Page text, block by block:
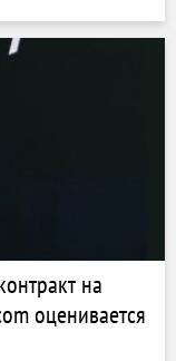
на
оценивается